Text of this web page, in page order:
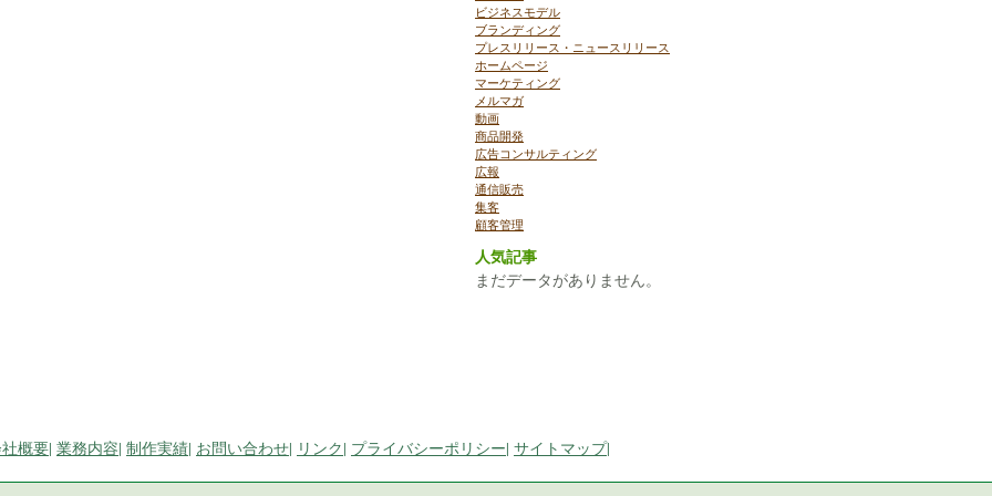
ビジネスモデル
ブランディング
プレスリリース・ニュースリリース
ホームページ
マーケティング
メルマガ
動画
商品開発
広告コンサルティング
広報
通信販売
集客
顧客管理
人気記事
まだデータがありません。
概要| 業務内容| 制作実績| お問い合わせ| リンク| プライバシーポリシー| サイトマップ|